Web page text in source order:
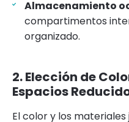
Almacenamiento
compartimentos
organizado.
2. Elección de
Espacios
El color y los